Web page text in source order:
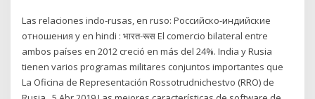
Las relaciones indo-rusas, en ruso: Российско-индийские
отношения y en hindi : भारत-रूस El comercio bilateral entre
ambos países en 2012 creció en más del 24%.​ India y Rusia
tienen varios programas militares conjuntos importantes que
La Oficina de Representación Rossotrudnichestvo (RRO) de